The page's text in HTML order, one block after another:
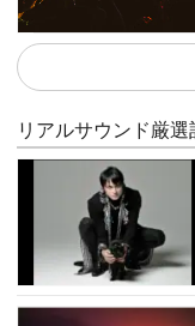
リアルサウンド厳選